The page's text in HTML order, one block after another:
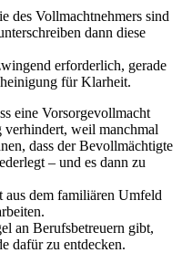
des Vollmachtnehmers sind
dann diese
erforderlich, gerade
für Klarheit.
eine Vorsorgevollmacht
verhindert, weil manchmal
dass der Bevollmächtigte
– und es dann zu
aus dem familiären Umfeld
an Berufsbetreuern gibt,
dafür zu entdecken.